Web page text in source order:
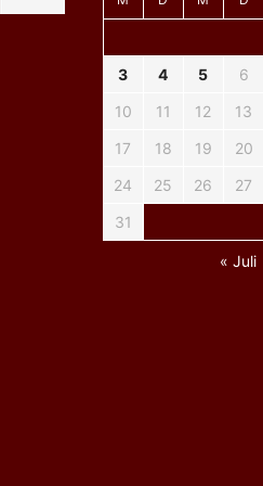
3
4 5 6
10
11 12 13
17
18 19 20
24
25 26 27
31
« Juli